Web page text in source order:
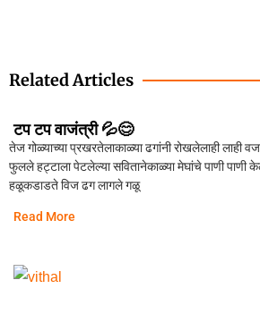
Related Articles
टप टप वाजंत्री 💦😊
तेज गोळ्याच्या प्रखरतेलाकाळ्या ढगांनी रोखलेलाही लाही
फुलले हट्टाला पेटलेल्या सवितानेकाळ्या मेघांचे पाणी पाणी
हळूकडाडते विज ढग लागले गळू
Read More